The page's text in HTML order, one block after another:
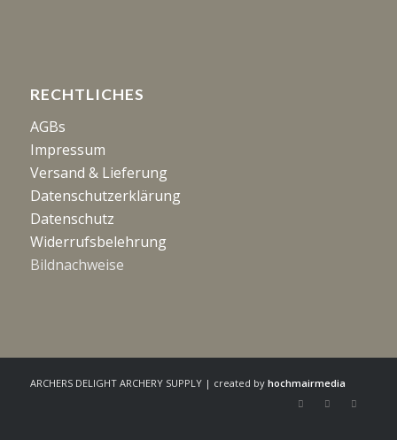
RECHTLICHES
AGBs
Impressum
Versand & Lieferung
Datenschutzerklärung
Datenschutz
Widerrufsbelehrung
Bildnachweise
ARCHERS DELIGHT ARCHERY SUPPLY | created by hochmairmedia